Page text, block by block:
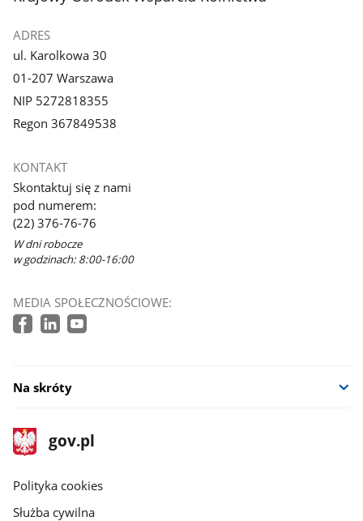
ADRES
ul. Karolkowa 30
01-207 Warszawa
NIP 5272818355
Regon 367849538
KONTAKT
Skontaktuj się z nami
pod numerem:
(22) 376-76-76
W dni robocze
w godzinach: 8:00-16:00
MEDIA SPOŁECZNOŚCIOWE:
Na skróty
stopka
gov.pl
Strona
gov.pl
gov.pl
Polityka cookies
Służba cywilna